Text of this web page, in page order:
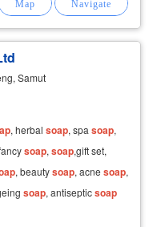
Samut
, herbal soap, spa soap,
soap, soap,gift set,
, beautysoap, acne soap,
soap, antisepticsoap